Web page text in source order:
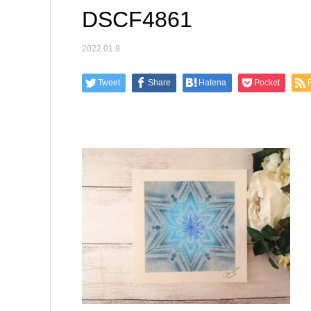
DSCF4861
2022.01.8
Tweet Share Hatena Pocket